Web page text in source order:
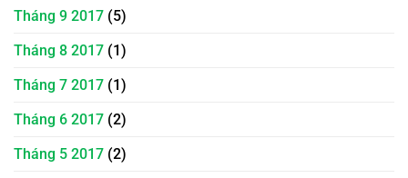
Tháng 9 2017 (5)
Tháng 8 2017 (1)
Tháng 7 2017 (1)
Tháng 6 2017 (2)
Tháng 5 2017 (2)